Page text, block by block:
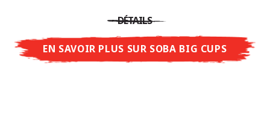
Yuzu, épicé et relevé avec Spicy Miso, ou
crémeux et gourmand avec Tonkotsu. Le goût
authentique du restaurant – à savourer chez
DÉTAILS
EN SAVOIR PLUS SUR SOBA BIG CUPS
expérience gustative asiatique authentique.
DÉTAILS